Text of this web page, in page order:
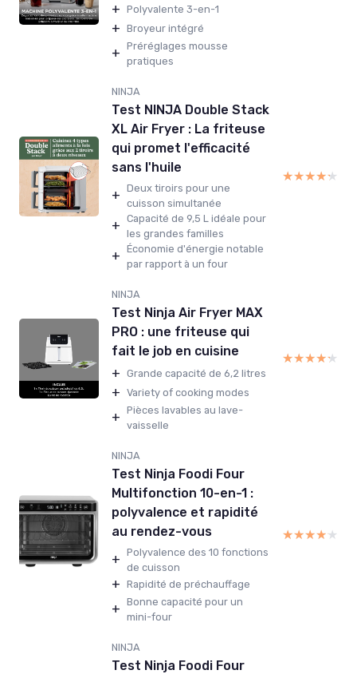
+ Polyvalente 3-en-1
+ Broyeur intégré
+ Préréglages mousse
pratiques
NINJA
Test NINJA Double Stack
XL Air Fryer : La friteuse
qui promet l'efficacité
sans l'huile
+ Deux tiroirs pour une
cuisson simultanée
+ Capacité de 9,5 L idéale pour
les grandes familles
+ Économie d'énergie notable
par rapport à un four
★★★★★
★★★★★
NINJA
Test Ninja Air Fryer MAX
PRO : une friteuse qui
fait le job en cuisine
+ Grande capacité de 6,2 litres
+ Variety of cooking modes
+ Pièces lavables au lave-
vaisselle
★★★★★
★★★★★
NINJA
Test Ninja Foodi Four
Multifonction 10-en-1 :
polyvalence et rapidité
au rendez-vous
+ Polyvalence des 10 fonctions
de cuisson
+ Rapidité de préchauffage
+ Bonne capacité pour un
mini-four
★★★★★
★★★★★
NINJA
Test Ninja Foodi Four